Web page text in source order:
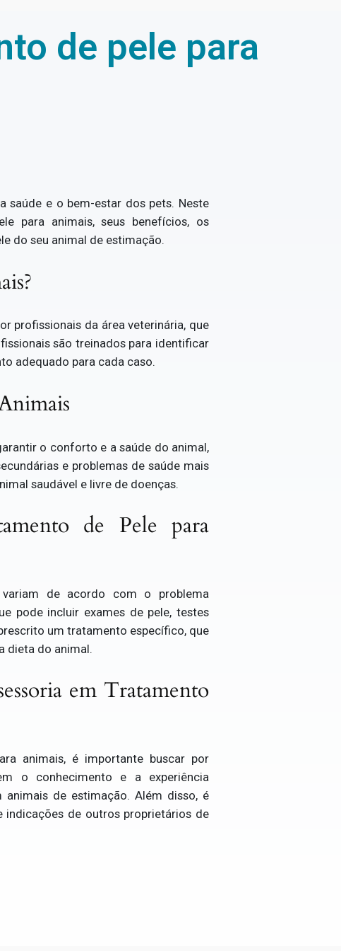
de pele para
saúde e o bem-estar dos pets. Neste
para animais, seus benefícios, os
do seu animal de estimação.
profissionais da área veterinária, que
são treinados para identificar
adequado para cada caso.
o conforto e a saúde do animal,
e problemas de saúde mais
saudável e livre de doenças.
de Pele para
de acordo com o problema
pode incluir exames de pele, testes
um tratamento específico, que
dieta do animal.
em Tratamento
animais, é importante buscar por
o conhecimento e a experiência
de estimação. Além disso, é
indicações de outros proprietários de